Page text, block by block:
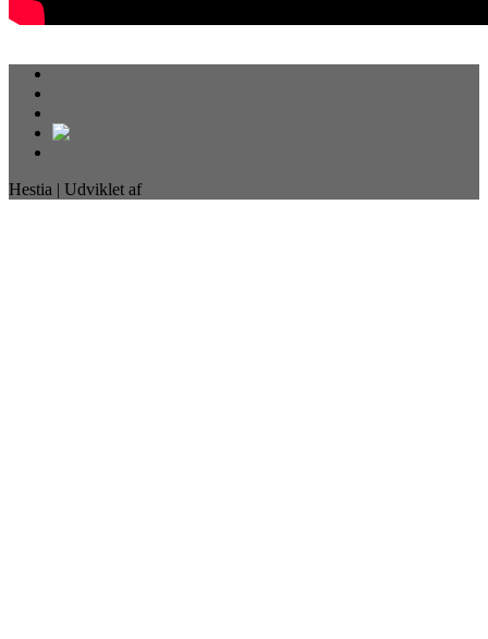
Hestia | Udviklet af